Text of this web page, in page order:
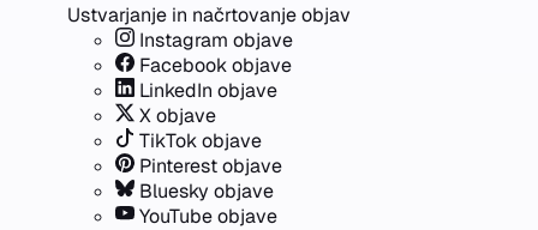
Ustvarjanje in načrtovanje objav
Instagram objave
Facebook objave
LinkedIn objave
X objave
TikTok objave
Pinterest objave
Bluesky objave
YouTube objave